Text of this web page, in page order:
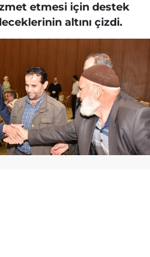
etmesi için destek
altını çizdi.